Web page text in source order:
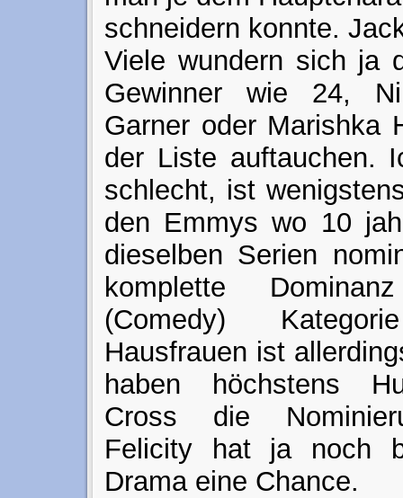
schneidern konnte.
Viele wundern sich ja
Gewinner wie 24,
Garner oder Marishka
der Liste auftauchen.
schlecht, ist
den Emmys wo 10
dieselben Serien
komplette
(Comedy)
Hausfrauen ist
haben höchstens
Cross die
Felicity hat ja noch
Drama eine Chance.